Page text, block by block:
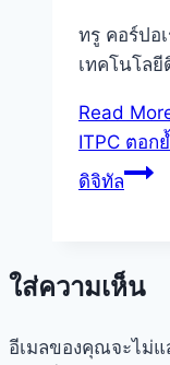
ทรู คอร์ปอ
เทคโนโล
Read
ITPC ตอก
ดิจิทัล
ใส่ความเห็น
อีเมลของคุณจะไม่